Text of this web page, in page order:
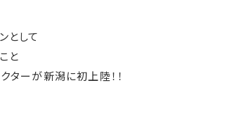
として
と
ターが新潟に初上陸！！